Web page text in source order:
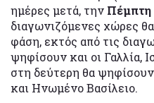
ημέρες μετά, την Πέμπτη
διαγωνιζόμενες χώρες
φάση, εκτός από τις
ψηφίσουν και οι Γαλλία,
στη δεύτερη θα ψηφίσουν
και Ηνωμένο Βασίλειο.